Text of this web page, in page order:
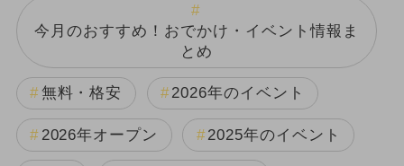
今月のおすすめ！おでかけ・イベント情報ま
とめ
無料・格安 2026年のイベント
2026年オープン 2025年のイベント